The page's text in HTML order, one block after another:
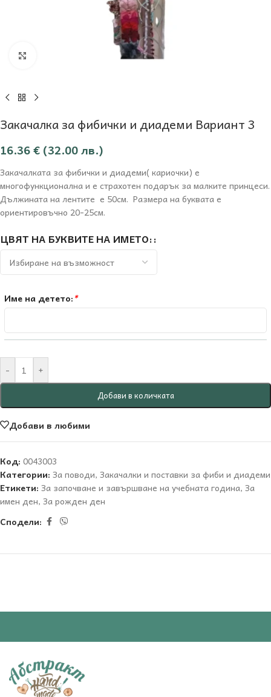
Закачалка за фибички и диадеми Вариант 3
16.36€ (32.00 лв.)
Закачалката за фибички и диадеми( кариочки) е
многофункционална и е страхотен подарък за малките принцеси.
Дължината на лентите е 50см. Размера на буквата е
ориентировъчно 20-25см.
ЦВЯТ НА БУКВИТЕ НА ИМЕТО:
Име на детето:*
- +
Добави в количката
Добави в любими
Код: 0043003
Категории: За поводи, Закачалки и поставки за фиби и диадеми
Етикети: За започване и завършване на учебната година, За
имен ден, За рожден ден
Сподели: